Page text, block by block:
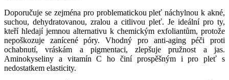
Doporučuje se zejména pro problematickou pleť náchylnou k akné,
suchou, dehydratovanou, zralou a citlivou pleť. Je ideální pro ty,
kteří hledají jemnou alternativu k chemickým exfoliantům, protože
nepoškozuje zanícené póry. Vhodný pro anti-aging péči proti
ochabnutí, vráskám a pigmentaci, zlepšuje pružnost a jas.
Aminokyseliny a vitamín C ho činí prospěšným i pro pleť s
nedostatkem elasticity.